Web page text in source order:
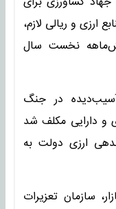
ارزی و ریالی لازم،
شش‌ماهه نخست سال
در جنگ
و دارایی مکلف شد
ارزی دولت به
سازمان تعزیرات